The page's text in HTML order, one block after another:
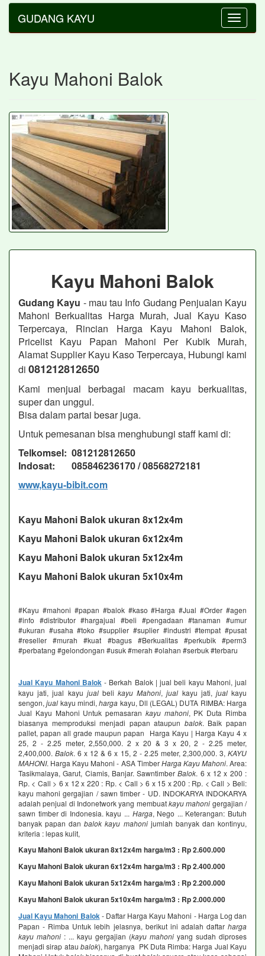
Toggle
GUDANG KAYU
Kayu Mahoni Balok
Kayu Mahoni Balok
Gudang Kayu - mau tau Info Gudang Penjualan Kayu
Mahoni Berkualitas Harga Murah, Jual Kayu Kaso
Terpercaya, Rincian Harga Kayu Mahoni Balok,
Pricelist Kayu Papan Mahoni Per Kubik Murah,
Alamat Supplier Kayu Kaso Terpercaya, Hubungi kami
di 081212812650
Kami menjual berbagai macam kayu berkualitas,
super dan unggul.
Bisa dalam partai besar juga.
Untuk pemesanan bisa menghubungi staff kami di:
Telkomsel: 081212812650
Indosat: 085846236170 / 08568272181
www,kayu-bibit.com
Kayu Mahoni Balok ukuran 8x12x4m
Kayu Mahoni Balok ukuran 6x12x4m
Kayu Mahoni Balok ukuran 5x12x4m
Kayu Mahoni Balok ukuran 5x10x4m
#Kayu #mahoni #papan #balok #kaso #Harga #Jual #Order #agen
#info #distributor #hargajual #beli #pengadaan #tanaman #umur
#ukuran #usaha #toko #supplier #suplier #industri #tempat #pusat
#reseller #murah #kuat #bagus #Berkualitas #perkubik #perm3
#perbatang #gelondongan #usuk #merah #olahan #serbuk #terbaru
Jual Kayu Mahoni Balok - Berkah Balok | jual beli kayu Mahoni, jual
kayu jati, jual kayu jualbelikayu Mahoni,jual kayu jati, jualkayu
sengon,jual kayu mindi,harga kayu, Dll (LEGAL) DUTA RIMBA: Harga
Jual Kayu Mahoni Untuk pemasaran kayu mahoni, PK Duta Rimba
biasanya memproduksi menjadi papan ataupun balok. Baik papan
pallet, papan all grade maupun papan Harga Kayu | Harga Kayu 4 x
25, 2 - 2.25 meter, 2,550,000. 2 x 20 & 3 x 20, 2 - 2.25 meter,
2,400,000.Balok. 6 x 12 & 6 x 15, 2 - 2.25 meter, 2,300,000. 3,KAYU
MAHONI. Harga Kayu Mahoni - ASA TimberHarga Kayu Mahoni. Area:
Tasikmalaya, Garut, Ciamis, Banjar. SawntimberBalok. 6 x 12 x 200 :
Rp. < Call > 6 x 12 x 220 : Rp. < Call > 6 x 15 x 200 : Rp. < Call > Beli:
kayu mahoni gergajian / sawn timber - UD. INDOKARYA INDOKARYA
adalah penjual di Indonetwork yang membuatkayu mahoni gergajian /
sawn timber di Indonesia. kayu ... Harga, Nego ... Keterangan: Butuh
banyak papan danbalok kayu mahonijumlah banyak dan kontinyu,
kriteria : lepas kulit,
Kayu Mahoni Balok ukuran 8x12x4m harga/m3 : Rp 2.600.000
Kayu Mahoni Balok ukuran 6x12x4m harga/m3 : Rp 2.400.000
Kayu Mahoni Balok ukuran 5x12x4m harga/m3 : Rp 2.200.000
Kayu Mahoni Balok ukuran 5x10x4m harga/m3 : Rp 2.000.000
Jual Kayu Mahoni Balok - Daftar Harga Kayu Mahoni - Harga Log dan
Papan - Rimba Untuk lebih jelasnya, berikut ini adalah daftar harga
kayu mahoni : ... kayu gergajian (kayu mahoni yang sudah diproses
menjadi sirap atau balok), harganya PK Duta Rimba: Harga Jual Kayu